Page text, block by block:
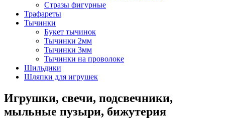
Стразы фигурные
Трафареты
Тычинки
Букет тычинок
Тычинки 2мм
Тычинки 3мм
Тычинки на проволоке
Шильдики
Шляпки для игрушек
Игрушки, свечи, подсвечники,
мыльные пузыри, бижутерия